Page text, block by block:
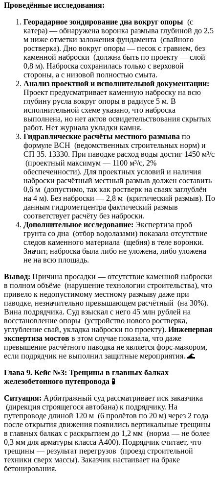
Проведённые исследования:
Георадарное зондирование дна вокруг опоры (с
катера) — обнаружена воронка размыва глубиной до 2,5
м ниже отметки заложения фундамента (свайного
ростверка). Дно вокруг опоры — песок с гравием, без
каменной наброски (должна быть по проекту — слой
0,8 м). Наброска сохранилась только с верховой
стороны, а с низовой полностью смыта.
Анализ проектной и исполнительной документации:
Проект предусматривает каменную наброску на всю
глубину русла вокруг опоры в радиусе 5 м. В
исполнительной схеме указано, что наброска
выполнена, но нет актов освидетельствования скрытых
работ. Нет журнала укладки камня.
Гидравлические расчёты местного размыва по
формуле ВСН (ведомственных строительных норм) и
СП 35. 13330. При паводке расход воды достиг 1450 м³/с
(проектный максимум — 1100 м³/с, 2%
обеспеченности). Для проектных условий и наличия
наброски расчётный местный размыв должен составить
0,6 м (допустимо, так как ростверк на сваях заглублён
на 4 м). Без наброски — 2,8 м (критический размыв). По
данным гидрометцентра фактический размыв
соответствует расчёту без наброски.
Дополнительное исследование: Экспертиза проб
грунта со дна (отбор водолазами) показала отсутствие
следов каменного материала (щебня) в теле воронки.
Значит, наброска была либо не уложена, либо уложена
не на всю площадь.
Вывод: Причина просадки — отсутствие каменной наброски
в полном объёме (нарушение технологии строительства), что
привело к недопустимому местному размыву даже при
паводке, незначительно превышающем расчётный (на 30%).
Вина подрядчика. Суд взыскал с него 45 млн рублей на
восстановление опоры (устройство нового ростверка,
углубление свай, укладка наброски по проекту). Инженерная
экспертиза мостов в этом случае показала, что даже
превышение расчётного паводка не является форс-мажором,
если подрядчик не выполнил защитные мероприятия. 🌊
Глава 9. Кейс №3: Трещины в главных балках
железобетонного путепровода 🧪
Ситуация: Арбитражный суд рассматривает иск заказчика
(дирекция строящегося автобана) к подрядчику. На
путепроводе длиной 120 м (6 пролётов по 20 м) через 2 года
после открытия движения появились вертикальные трещины
в главных балках с раскрытием до 1,2 мм (норма — не более
0,3 мм для арматуры класса А400). Подрядчик считает, что
трещины — результат перегрузов (проезд строительной
техники сверх массы). Заказчик настаивает на браке
бетонирования.